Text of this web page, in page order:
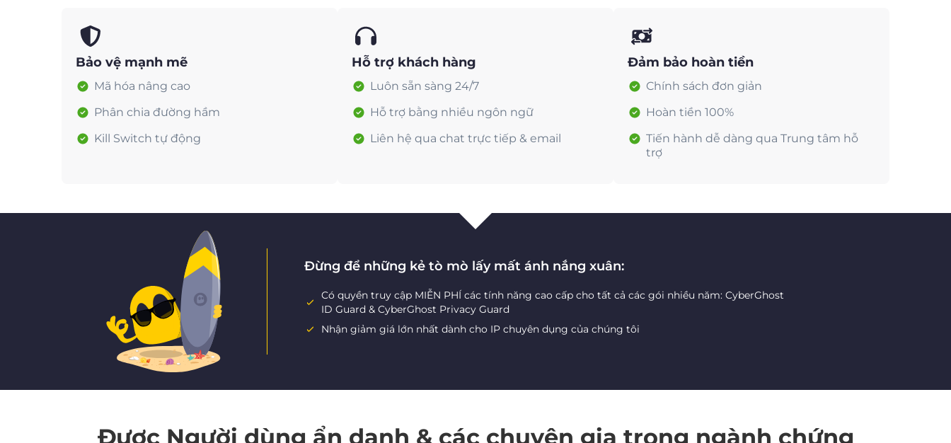
Bảo vệ mạnh mẽ
Mã hóa nâng cao
Phân chia đường hầm
Kill Switch tự động
Hỗ trợ khách hàng
Luôn sẵn sàng 24/7
Hỗ trợ bằng nhiều ngôn ngữ
Liên hệ qua chat trực tiếp & email
Đảm bảo hoàn tiền
Chính sách đơn giản
Hoàn tiền 100%
Tiến hành dễ dàng qua Trung tâm hỗ
trợ
Đừng để những kẻ tò mò lấy mất ánh nắng xuân:
Có quyền truy cập MIỄN PHÍ các tính năng cao cấp cho tất cả các gói nhiều năm: CyberGhost
ID Guard & CyberGhost Privacy Guard
Nhận giảm giá lớn nhất dành cho IP chuyên dụng của chúng tôi
Được Người dùng ẩn danh & các chuyên gia trong ngành chứng